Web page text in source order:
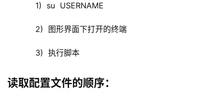
1)  su  USERNAME
2)  图形界面下打开的终端
3)  执行脚本
读取配置文件的顺序：